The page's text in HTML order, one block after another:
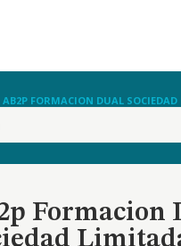
AB2P FORMACION DUAL
Formacion